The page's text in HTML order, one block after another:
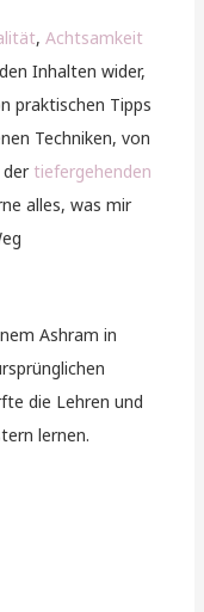
,Achtsamkeit
Inhalten wider,
praktischen Tipps
Techniken, von
der tiefergehenden
alles, was mir
Ashram in
die Lehren und
lernen.